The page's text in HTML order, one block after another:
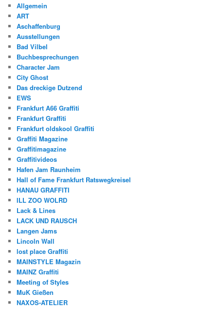
Allgemein
ART
Aschaffenburg
Ausstellungen
Bad Vilbel
Buchbesprechungen
Character Jam
City Ghost
Das dreckige Dutzend
EWS
Frankfurt A66 Graffiti
Frankfurt Graffiti
Frankfurt oldskool Graffiti
Graffiti Magazine
Graffitimagazine
Graffitivideos
Hafen Jam Raunheim
Hall of Fame Frankfurt Ratswegkreisel
HANAU GRAFFITI
ILL ZOO WOLRD
Lack & Lines
LACK UND RAUSCH
Langen Jams
Lincoln Wall
lost place Graffiti
MAINSTYLE Magazin
MAINZ Graffiti
Meeting of Styles
MuK Gießen
NAXOS-ATELIER